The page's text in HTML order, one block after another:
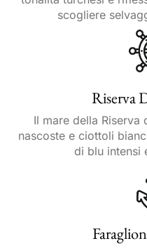
scogliere
Riserva
Il mare della
nascoste e ciottoli
di blu intensi